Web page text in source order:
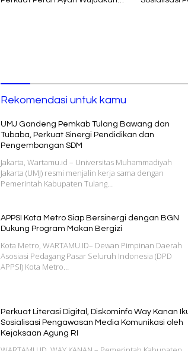
Rekomendasi untuk kamu
UMJ Gandeng Pemkab Tulang Bawang dan
Tubaba, Perkuat Sinergi Pendidikan dan
Pengembangan SDM
Jakarta, Wartamu.id – Universitas Muhammadiyah
Jakarta (UMJ) resmi menjalin kerja sama dengan
Pemerintah Kabupaten Tulang…
APPSI Kota Metro Siap Bersinergi dengan BGN
Dukung Program Makan Bergizi
Kota Metro, WARTAMU.ID– Dewan Pimpinan Daerah
Asosiasi Pedagang Pasar Seluruh Indonesia (DPD
APPSI) Kota Metro…
Perkuat Literasi Digital, Diskominfo Way Kanan
Sosialisasi Pengawasan Media Komunikasi oleh
Kejaksaan Agung RI